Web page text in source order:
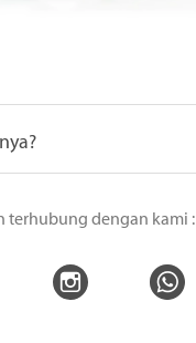
terhubung dengan kami :